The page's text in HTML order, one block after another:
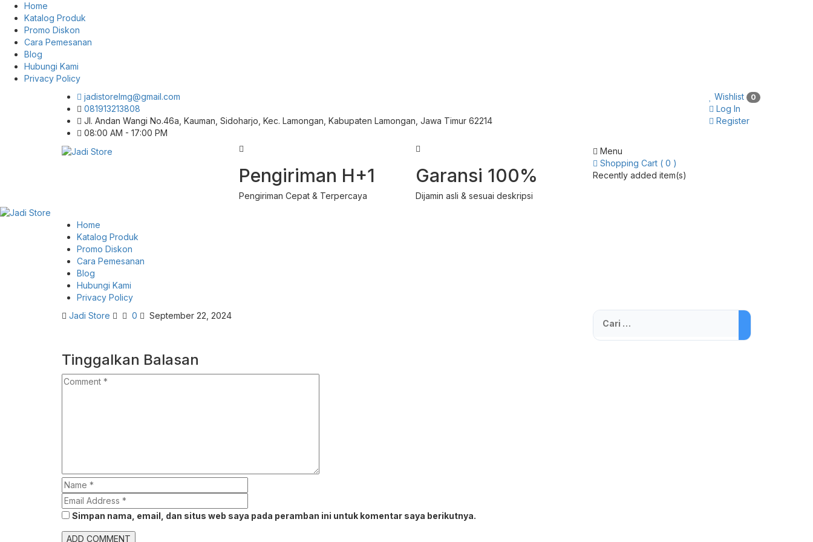
Home
Katalog Produk
Promo Diskon
Cara Pemesanan
Blog
Hubungi Kami
Privacy Policy
jadistorelmg@gmail.com
081913213808
Jl. Andan Wangi No.46a, Kauman, Sidoharjo, Kec. Lamongan, Kabupaten Lamongan, Jawa Timur 62214
08:00 AM - 17:00 PM
Wishlist 0
Log In
Register
Pengiriman H+1
Pengiriman Cepat & Terpercaya
Garansi 100%
Dijamin asli & sesuai deskripsi
Menu
Shopping Cart ( 0 )
Recently added item(s)
Home
Katalog Produk
Promo Diskon
Cara Pemesanan
Blog
Hubungi Kami
Privacy Policy
Jadi Store
0 September 22, 2024
Tinggalkan Balasan
Simpan nama, email, dan situs web saya pada peramban ini untuk komentar saya berikutnya.
Cari
untuk: